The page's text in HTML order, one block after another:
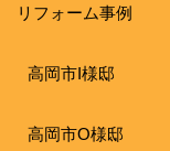
リフォーム事例
高岡市I様邸
高岡市O様邸